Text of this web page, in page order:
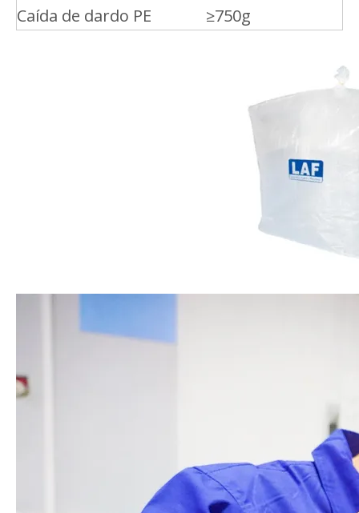
Caída de dardo PE
≥750g